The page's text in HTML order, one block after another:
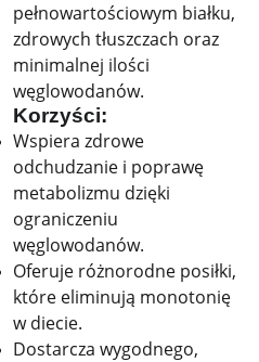
pełnowartościowym białku,
zdrowych tłuszczach oraz
minimalnej ilości
węglowodanów.
Korzyści:
Wspiera zdrowe
odchudzanie i poprawę
metabolizmu dzięki
ograniczeniu
węglowodanów.
Oferuje różnorodne posiłki,
które eliminują monotonię
w diecie.
Dostarcza wygodnego,